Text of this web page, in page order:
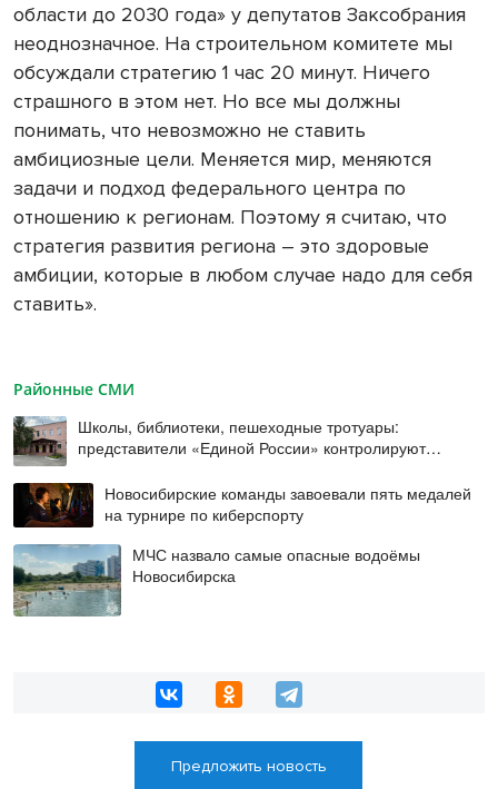
области до 2030 года» у депутатов Заксобрания
неоднозначное. На строительном комитете мы
обсуждали стратегию 1 час 20 минут. Ничего
страшного в этом нет. Но все мы должны
понимать, что невозможно не ставить
амбициозные цели. Меняется мир, меняются
задачи и подход федерального центра по
отношению к регионам. Поэтому я считаю, что
стратегия развития региона – это здоровые
амбиции, которые в любом случае надо для себя
ставить».
Районные СМИ
Школы, библиотеки, пешеходные тротуары:
представители «Единой России» контролируют
Новосибирские команды завоевали пять медалей
на турнире по киберспорту
МЧС назвало самые опасные водоёмы
Новосибирска
Предложить новость